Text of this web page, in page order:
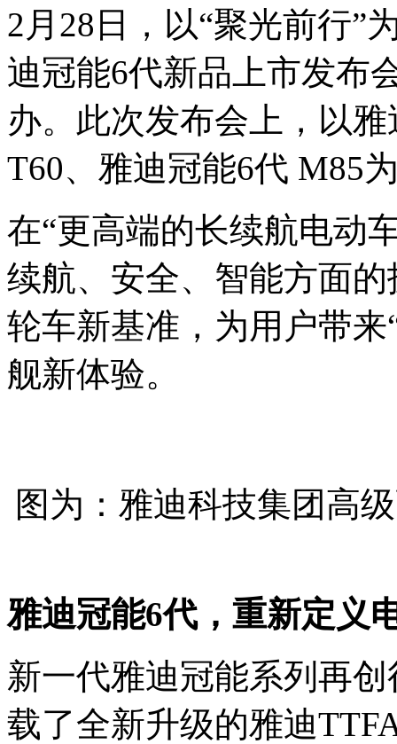
2月28日，以“聚光前行”
迪冠能6代新品上市发布
办。此次发布会上，以
T60、雅迪冠能6代 M85
在“更高端的长续航电动
续航、安全、智能方面
轮车新基准，为用户带
舰新体验。
图为：雅迪科技集团高
雅迪冠能6代，重新定义
新一代雅迪冠能系列再
载了全新升级的雅迪